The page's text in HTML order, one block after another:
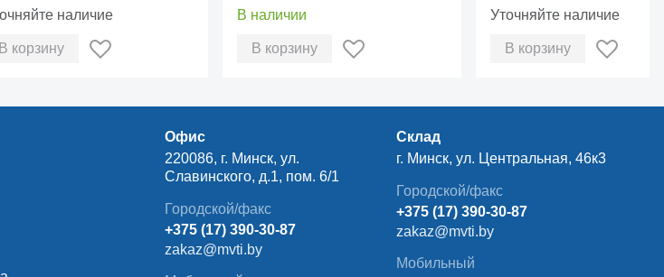
наличие
В корзину
отверстия
В наличии
В корзину
Уточняйте наличие
В корзину
Офис
220086, г. Минск, ул.
Славинского, д.1, пом. 6/1
Городской/факс
+375 (17) 390-30-87
zakaz@mvti.by
Склад
г. Минск, ул. Центральная, 46к3
Городской/факс
+375 (17) 390-30-87
zakaz@mvti.by
Мобильный